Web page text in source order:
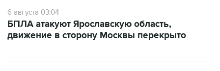
6 августа 03:04
БПЛА атакуют Ярославскую область,
движение в сторону Москвы перекрыто